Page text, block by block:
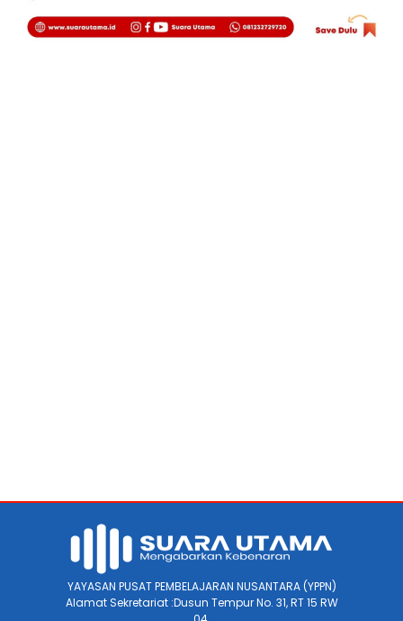
YAYASAN PUSAT PEMBELAJARAN NUSANTARA (YPPN)
Alamat Sekretariat :Dusun Tempur No. 31, RT 15 RW